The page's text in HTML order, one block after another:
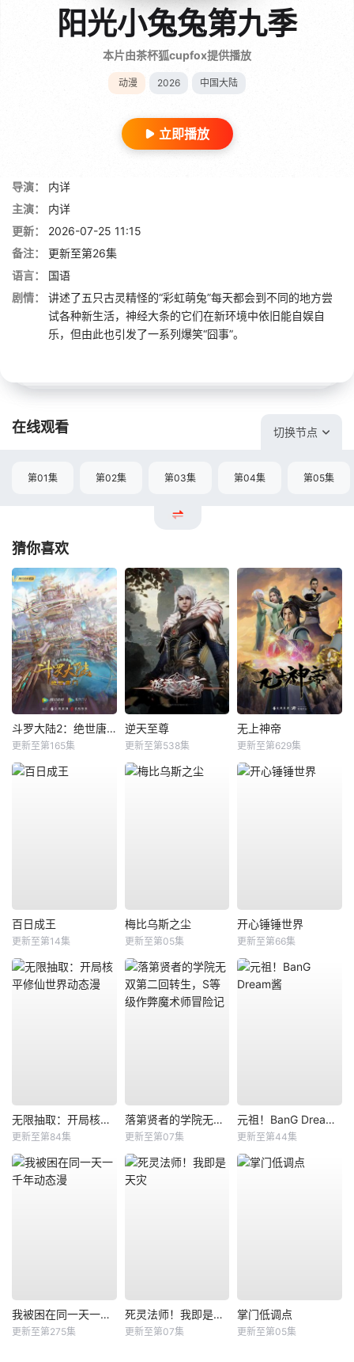
阳光小兔兔第九季
本片由茶杯狐cupfox提供播放
动漫 2026 中国大陆
立即播放
导演：
内详
主演：
内详
更新：
2026-07-25 11:15
备注：
更新至第26集
语言：
国语
剧情：
讲述了五只古灵精怪的“彩虹萌兔”每天都会到不同的地方尝
试各种新生活，神经大条的它们在新环境中依旧能自娱自
乐，但由此也引发了一系列爆笑“囧事”。
在线观看 切换节点
第01集 第02集 第03集 第04集 第05集
猜你喜欢
斗罗大陆2：绝世唐门
更新至第165集
逆天至尊
更新至第538集
无上神帝
更新至第629集
百日成王
更新至第14集
梅比乌斯之尘
更新至第05集
开心锤锤世界
更新至第66集
无限抽取：开局核平修仙世界动态漫
更新至第84集
落第贤者的学院无双第二回转生，S等级作弊魔术师冒险记
更新至第07集
元祖！BanG Dream酱
更新至第44集
我被困在同一天一千年动态漫
更新至第275集
死灵法师！我即是天灾
更新至第07集
掌门低调点
更新至第05集